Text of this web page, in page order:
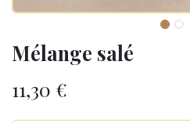
Mélange salé
11,30 €